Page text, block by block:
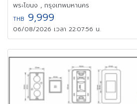
พระโขนง , กรุงเทพมหานคร
THB 9,999
06/08/2026 เวลา 22:07:56 น.